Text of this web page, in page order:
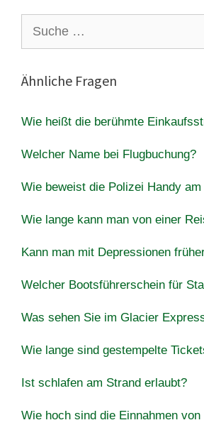
nach:
Ähnliche Fragen
Wie heißt die berühmte
Welcher Name bei Flugbuchung?
Wie beweist die Polizei Handy am
Wie lange kann man von einer
Kann man mit Depressionen
Welcher Bootsführerschein für
Was sehen Sie im Glacier
Wie lange sind gestempelte
Ist schlafen am Strand erlaubt?
Wie hoch sind die Einnahmen